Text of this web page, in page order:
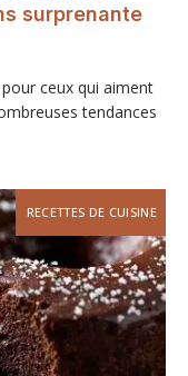
surprenante
ceux qui aiment
tendances
RECETTES DE CUISINE